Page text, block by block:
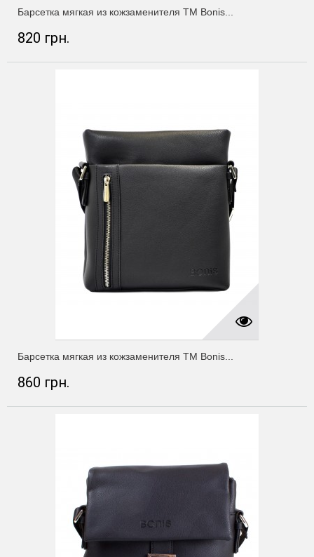
Барсетка мягкая из кожзаменителя ТМ Bonis...
820 грн.
Барсетка мягкая из кожзаменителя ТМ Bonis...
860 грн.